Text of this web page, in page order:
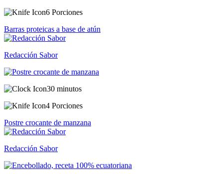
6 Porciones
Barras proteicas a base de atún
Redacción Sabor
30 minutos
4 Porciones
Postre crocante de manzana
Redacción Sabor